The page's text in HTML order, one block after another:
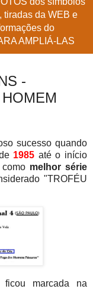
tiradas da WEB e
do
AMPLIÁ-LAS
-
sucesso quando
1985 até o início
melhor série
"TROFÉU
marcada na